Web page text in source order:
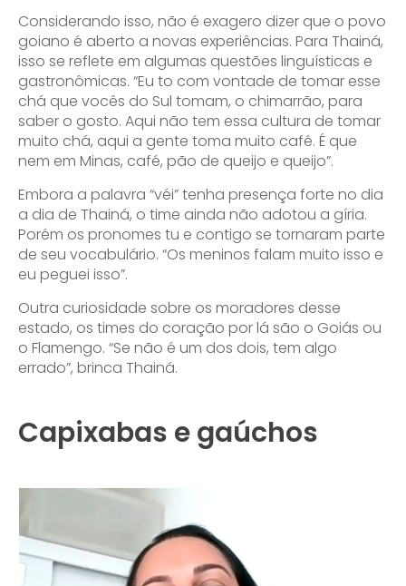
Considerando isso, não é exagero dizer que o povo
goiano é aberto a novas experiências. Para Thainá,
isso se reflete em algumas questões linguísticas e
gastronômicas. “Eu to com vontade de tomar esse
chá que vocês do Sul tomam, o chimarrão, para
saber o gosto. Aqui não tem essa cultura de tomar
muito chá, aqui a gente toma muito café. É que
nem em Minas, café, pão de queijo e queijo”.
Embora a palavra “véi” tenha presença forte no dia
a dia de Thainá, o time ainda não adotou a gíria.
Porém os pronomes tu e contigo se tornaram parte
de seu vocabulário. “Os meninos falam muito isso e
eu peguei isso”.
Outra curiosidade sobre os moradores desse
estado, os times do coração por lá são o Goiás ou
o Flamengo. “Se não é um dos dois, tem algo
errado”, brinca Thainá.
Capixabas e gaúchos